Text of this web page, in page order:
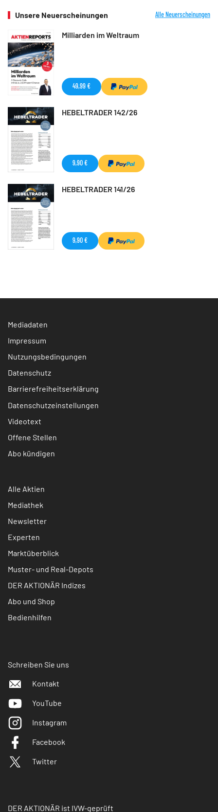
Unsere Neuerscheinungen Alle Neuerscheinungen
Milliarden im Weltraum
49,99 €
HEBELTRADER 142/26
9,90 €
HEBELTRADER 141/26
9,90 €
Mediadaten
Impressum
Nutzungsbedingungen
Datenschutz
Barrierefreiheitserklärung
Datenschutzeinstellungen
Videotext
Offene Stellen
Abo kündigen
Alle Aktien
Mediathek
Newsletter
Experten
Marktüberblick
Muster- und Real-Depots
DER AKTIONÄR Indizes
Abo und Shop
Bedienhilfen
Schreiben Sie uns
Kontakt
YouTube
Instagram
Facebook
Twitter
DER AKTIONÄR ist IVW-geprüft